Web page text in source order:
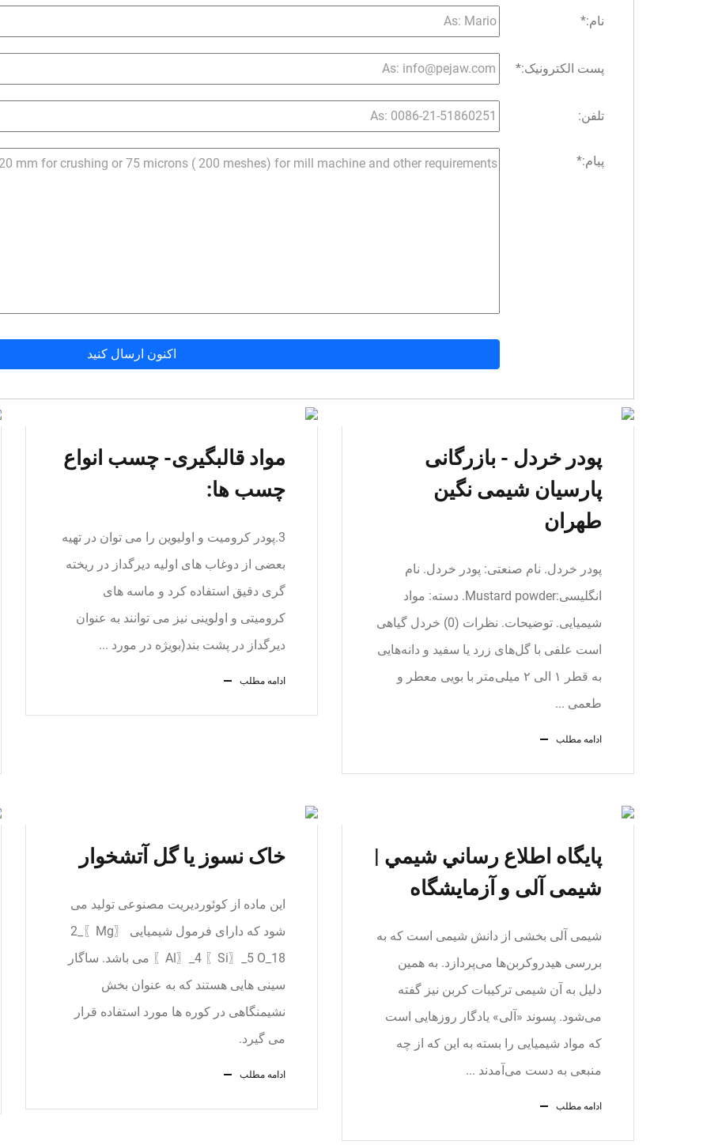
نام:*
پست الکترونیک:*
تلفن:
پیام:*
پودر خردل - بازرگانی
پارسیان شیمی نگین
طهران
پودر خردل. نام صنعتی: پودر خردل. نام
انگلیسی:Mustard powder. دسته: مواد
شیمیایی. توضیحات. نظرات (0) خردل گیاهی
است علفی با گل‌های زرد یا سفید و دانه‌هایی
به قطر ۱ الی ۲ میلی‌متر با بویی معطر و
طعمی ...
ادامه مطلب
مواد قالبگیری- چسب انواع
چسب ها:
3.پودر کرومیت و اولیوین را می توان در تهیه
بعضی از دوغاب های اولیه دیرگداز در ریخته
گری دقیق استفاده کرد و ماسه های
کرومیتی و اولوینی نیز می توانند به عنوان
دیرگداز در پشت بند(بویژه در مورد ...
ادامه مطلب
پايگاه اطلاع ‏رساني شيمي |
شیمی آلی و آزمایشگاه
شیمی آلی بخشی از دانش شیمی است که به
بررسی هیدروکربن‌ها می‌‌پردازد. به همین
دلیل به آن شیمی ترکیبات کربن نیز گفته
می‌شود. پسوند «آلی» یادگار روزهایی است
که مواد شیمیایی را بسته به این که از چه
منبعی به دست می‌آمدند ...
ادامه مطلب
خاک نسوز یا گل آتشخوار
این ماده از کوئوردیریت مصنوعی تولید می
شود که دارای فرمول شیمیایی 〖Mg〗_2
〖Al〗_4 〖Si〗_5 O_18 می باشد. ساگار
سینی هایی هستند که به عنوان بخش
نشیمنگاهی در کوره ها مورد استفاده قرار
می گیرد.
ادامه مطلب